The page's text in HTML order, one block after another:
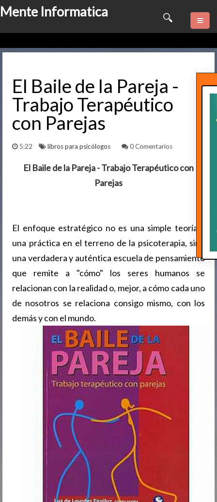
Mente Informatica
Quienes somos
Consulta Online
Software
Marketing
Series
El Baile de la Pareja -
Trabajo Terapéutico
con Parejas
5:22 libros para psicólogos 0 Comentarios
El Baile de la Pareja - Trabajo Terapéutico con
Parejas
El enfoque estratégico no es una simple teoría y
una práctica en el terreno de la psicoterapia, sino
una verdadera y auténtica escuela de pensamiento
que remite a "cómo" los seres humanos se
relacionan con la realidad o, mejor, a cómo cada uno
de nosotros se relaciona consigo mismo, con los
demás y con el mundo.